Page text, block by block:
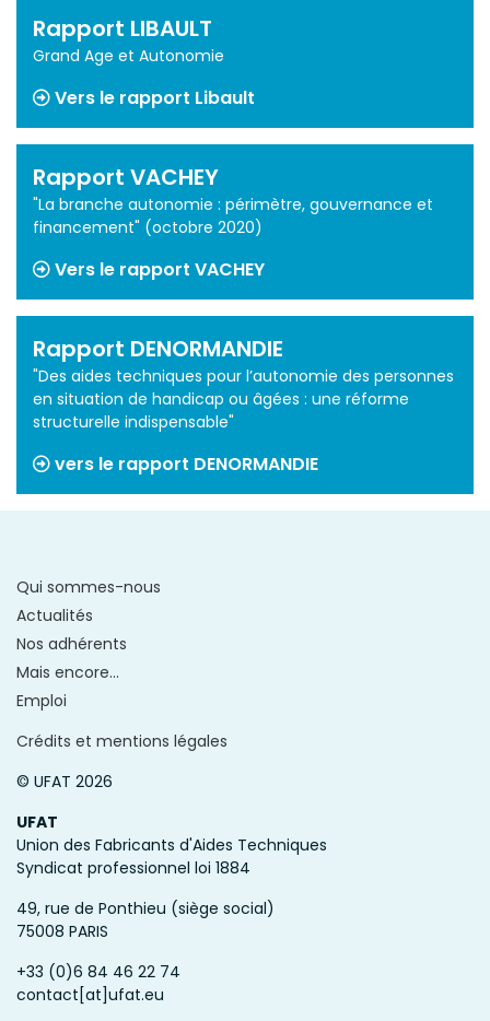
Rapport LIBAULT
Grand Age et Autonomie
Vers le rapport Libault
Rapport VACHEY
"La branche autonomie : périmètre, gouvernance et
financement" (octobre 2020)
Vers le rapport VACHEY
Rapport DENORMANDIE
"Des aides techniques pour l’autonomie des personnes
en situation de handicap ou âgées : une réforme
structurelle indispensable"
vers le rapport DENORMANDIE
Qui sommes-nous
Actualités
Nos adhérents
Mais encore...
Emploi
Crédits et mentions légales
© UFAT 2026
UFAT
Union des Fabricants d'Aides Techniques
Syndicat professionnel loi 1884
49, rue de Ponthieu (siège social)
75008 PARIS
+33 (0)6 84 46 22 74
contact[at]ufat.eu